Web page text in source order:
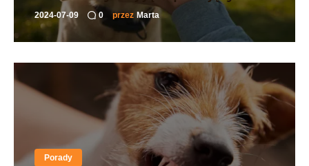
2024-07-09 0 przez Marta
Porady